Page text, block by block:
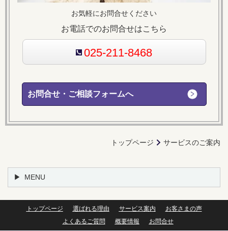
お気軽にお問合せください
お電話でのお問合せはこちら
025-211-8468
お問合せ・ご相談フォームへ
トップページ サービスのご案内
MENU
トップページ 選ばれる理由 サービス案内
お客さまの声
よくあるご質問
概要情報 お問合せ